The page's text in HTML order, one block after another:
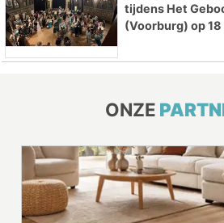
tijdens Het
(Voorburg) op
ONZE